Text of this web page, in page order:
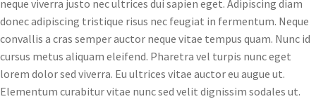
neque viverra justo nec ultrices dui sapien eget. Adipiscing diam
donec adipiscing tristique risus nec feugiat in fermentum. Neque
convallis a cras semper auctor neque vitae tempus quam. Nunc id
cursus metus aliquam eleifend. Pharetra vel turpis nunc eget
lorem dolor sed viverra. Eu ultrices vitae auctor eu augue ut.
Elementum curabitur vitae nunc sed velit dignissim sodales ut.